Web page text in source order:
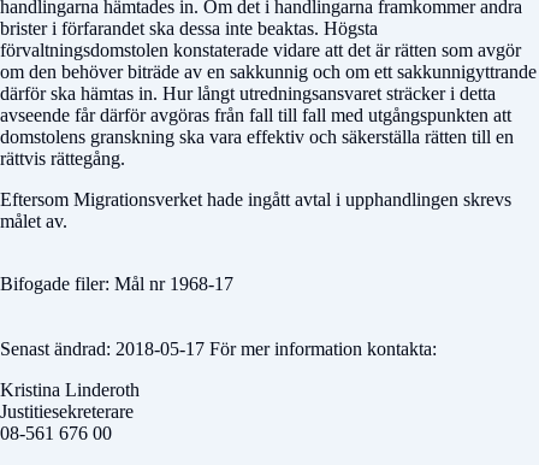
handlingarna hämtades in. Om det i handlingarna framkommer andra
brister i förfarandet ska dessa inte beaktas. Högsta
förvaltningsdomstolen konstaterade vidare att det är rätten som avgör
om den behöver biträde av en sakkunnig och om ett sakkunnigyttrande
därför ska hämtas in. Hur långt utredningsansvaret sträcker i detta
avseende får därför avgöras från fall till fall med utgångspunkten att
domstolens granskning ska vara effektiv och säkerställa rätten till en
rättvis rättegång.
Eftersom Migrationsverket hade ingått avtal i upphandlingen skrevs
målet av.
Bifogade filer: Mål nr 1968-17
Senast ändrad: 2018-05-17 För mer information kontakta:
Kristina Linderoth
Justitiesekreterare
08-561 676 00